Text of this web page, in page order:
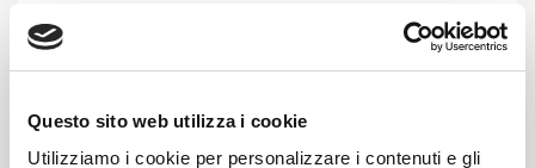
Questo sito web utilizza i cookie
Utilizziamo i cookie per personalizzare i contenuti e gli
Disegnare, costruire,